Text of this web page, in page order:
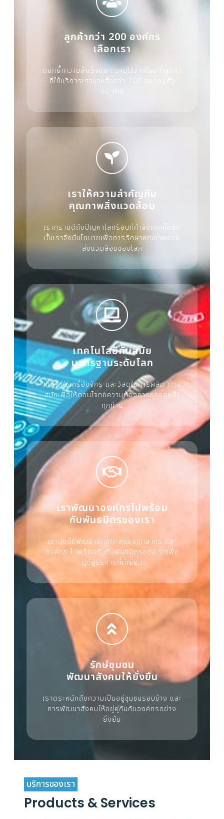
ลูกค้ากว่า 200 องค์กร
เลือกเรา
ตอกย้ำความสำเร็จและความไว้วางใจจากลูกค้า
ที่ใช้บริการเรามาแล้วกว่า 200 องค์กรทั่ว
ประเทศ
เราให้ความสำคัญกับ
คุณภาพสิ่งแวดล้อม
เราทราบดีถึงปัญหาโลกร้อนที่กำลังเกิดขึ้นดัง
นั้นเราจึงมีนโยบายเพื่อการรักษาคุณภาพของ
สิ่งแวดล้อมของโลก
เทคโนโลยีทันสมัย
มาตรฐานระดับโลก
ที่นี่เราใช้เครื่องจักร และวัสดุในการผลิต ที่ทัน
สมัยเพื่อให้ตอบโจทย์ความต้องการของลูกค้า
ทุกท่าน
เราพัฒนาองค์กรไปพร้อม
กับพันธมิตรของเรา
เรามุ่งมั่นพัฒนาศักยภาพของบุคลากร และ
องค์กร ไปพร้อมกันกับพันธมิตรของเราเพื่อ
มุ่งสู่บริการที่ดีเยี่ยม
รักษ์ชุมชน
พัฒนาสังคมให้ยั่งยืน
เราตระหนักถึงความเป็นอยู่ชุมชนรอบข้าง และ
การพัฒนาสังคมให้อยู่คู่กันกับองค์กรอย่าง
ยั่งยืน
บริการของเรา
Products & Services